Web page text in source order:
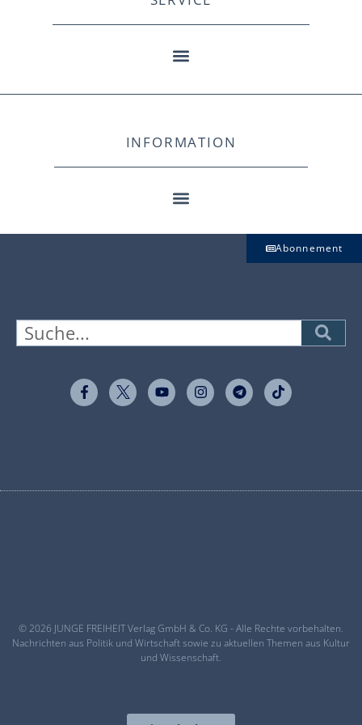
INFORMATION
Abonnement
© 2026 JUNGE FREIHEIT Verlag GmbH & Co. KG - Alle Rechte vorbehalten.
Nachrichten aus Politik und Wirtschaft sowie zu aktuellen Themen aus Kultur
und Wissenschaft.